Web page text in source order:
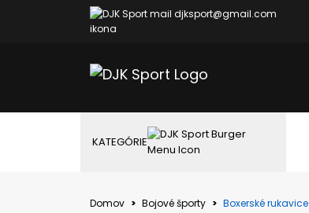
djksport@gmail.com
KATEGÓRIE
Domov Bojové športy Boxerské rukavice